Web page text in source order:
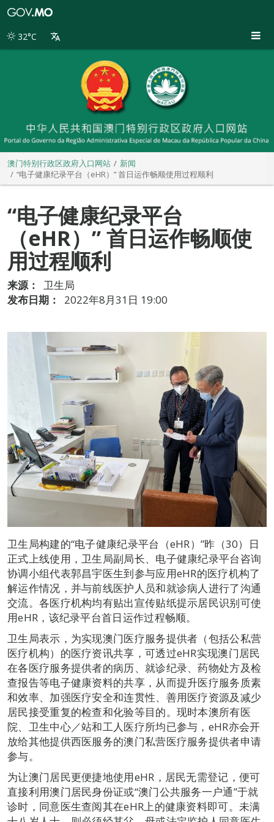
别
32°C
澳门特别行政区政府入口网站
新闻
“电子健康纪录平台（eHR）” 首日运作畅顺使用过程顺利
“电子健康纪录平台
（eHR）” 首日运作畅顺使
用过程顺利
来源：
卫生局
发布日期：
2022年8月31日 19:00
卫生局构建的“电子健康纪录平台（eHR）”昨（30）日
正式上线使用，卫生局副局长、电子健康纪录平台咨询
协调小组代表郭昌宇医生到参与应用eHR的医疗机构了
解运作情况，并与前线医护人员和就诊病人进行了沟通
交流。各医疗机构均有贴出宣传贴纸提示居民识别可使
用eHR，该纪录平台首日运作过程畅顺。
卫生局表示，为实现澳门医疗服务提供者（包括公私营
医疗机构）的医疗资讯共享，可透过eHR实现澳门居民
在各医疗服务提供者的病历、就诊纪录、药物处方及检
查报告等电子健康资料的共享，从而提升医疗服务质素
和效率、加强医疗安全和连贯性、善用医疗资源及减少
居民接受重复的检查和化验等目的。现时本澳所有医
院、卫生中心／站和工人医疗所均已参与，eHR亦会开
放给其他提供西医服务的澳门私营医疗服务提供者申请
参与。
为让澳门居民更便捷地使用eHR，居民无需登记，便可
直接利用澳门居民身份证或“澳门公共服务一户通”于就
诊时，同意医生查阅其在eHR上的健康资料即可。未满